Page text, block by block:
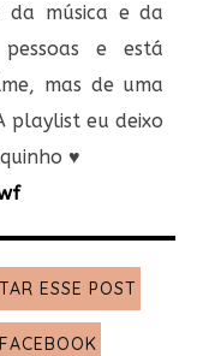
música e da
e está
mas de uma
playlist eu deixo
♥
ESSE POST